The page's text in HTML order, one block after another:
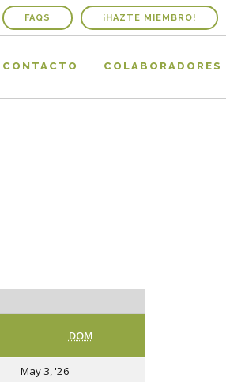
¡HAZTE MIEMBRO!
FAQS
CONTACTO COLABORADORES
DOMDOMINGO
May 3, '26